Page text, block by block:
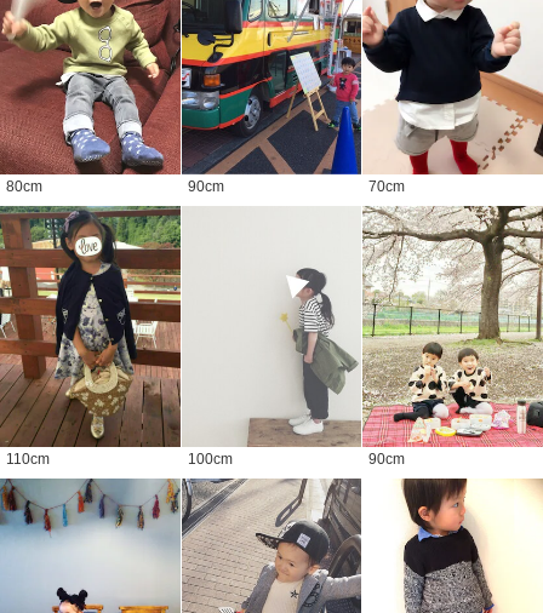
80cm 90cm 70cm
110cm 100cm 90cm